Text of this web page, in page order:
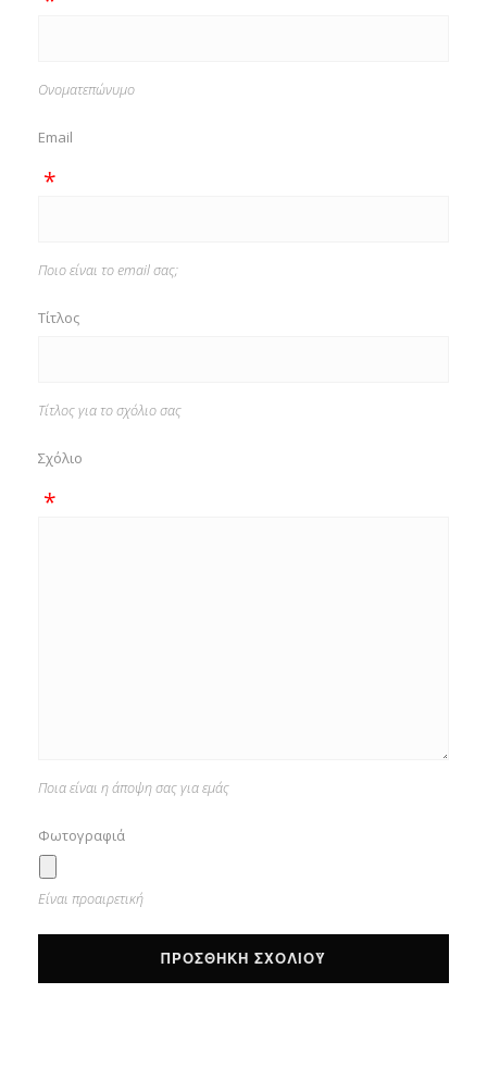
Ονοματεπώνυμο
Email
Ποιο είναι το email σας;
Τίτλος
Τίτλος για το σχόλιο σας
Σχόλιο
Ποια είναι η άποψη σας για εμάς
Φωτογραφιά
Είναι προαιρετική